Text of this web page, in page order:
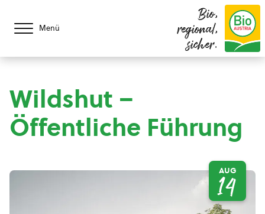
Menü
Bio,
regional,
sicher.
Wildshut –
Öffentliche Führung
AUG
14